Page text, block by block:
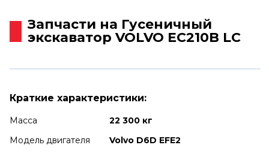
ДОСТАВКА
Запчасти на Гусеничный
экскаватор VOLVO EC210B LC
Краткие характеристики:
Масса
22 300 кг
Модель двигателя
Volvo D6D EFE2